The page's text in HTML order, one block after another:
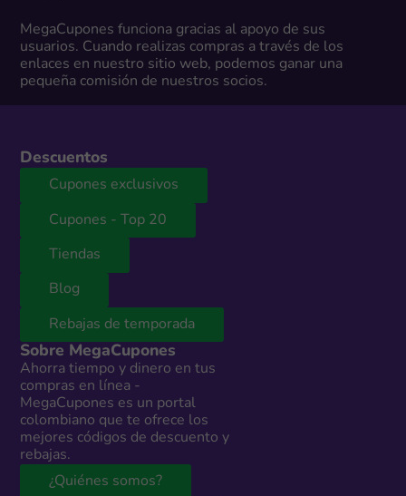
MegaCupones funciona gracias al apoyo de sus
usuarios. Cuando realizas compras a través de los
enlaces en nuestro sitio web, podemos ganar una
pequeña comisión de nuestros socios.
Descuentos
Cupones exclusivos
Cupones - Top 20
Tiendas
Blog
Rebajas de temporada
Sobre MegaCupones
Ahorra tiempo y dinero en tus
compras en línea -
MegaCupones es un portal
colombiano que te ofrece los
mejores códigos de descuento y
rebajas.
¿Quiénes somos?